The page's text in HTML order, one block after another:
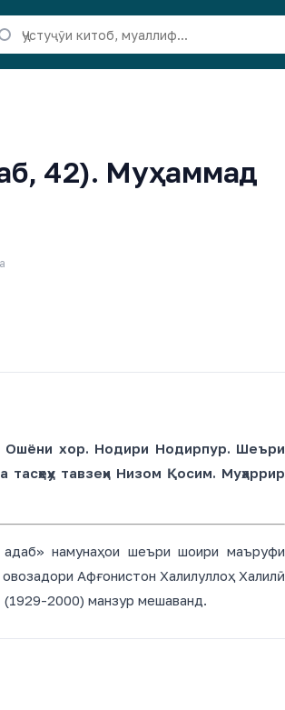
42). Муҳаммад
Ошёни хор. Нодири Нодирпур. Шеъри
тавзеҳи Низом Қосим. Муҳаррир
адаб» намунаҳои шеъри шоири маъруфи
Афғонистон Халилуллоҳ Халилӣ
2000) манзур мешаванд.